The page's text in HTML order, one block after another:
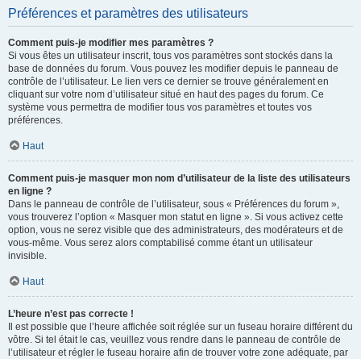
Préférences et paramètres des utilisateurs
Comment puis-je modifier mes paramètres ?
Si vous êtes un utilisateur inscrit, tous vos paramètres sont stockés dans la
base de données du forum. Vous pouvez les modifier depuis le panneau de
contrôle de l’utilisateur. Le lien vers ce dernier se trouve généralement en
cliquant sur votre nom d’utilisateur situé en haut des pages du forum. Ce
système vous permettra de modifier tous vos paramètres et toutes vos
préférences.
Haut
Comment puis-je masquer mon nom d’utilisateur de la liste des utilisateurs
en ligne ?
Dans le panneau de contrôle de l’utilisateur, sous « Préférences du forum »,
vous trouverez l’option « Masquer mon statut en ligne ». Si vous activez cette
option, vous ne serez visible que des administrateurs, des modérateurs et de
vous-même. Vous serez alors comptabilisé comme étant un utilisateur
invisible.
Haut
L’heure n’est pas correcte !
Il est possible que l’heure affichée soit réglée sur un fuseau horaire différent du
vôtre. Si tel était le cas, veuillez vous rendre dans le panneau de contrôle de
l’utilisateur et régler le fuseau horaire afin de trouver votre zone adéquate, par